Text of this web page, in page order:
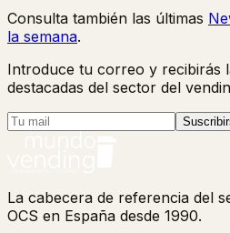
Consulta también las últimas
la semana.
Introduce tu correo y recibirás
destacadas del sector del
La cabecera de referencia del
OCS en España desde 1990.